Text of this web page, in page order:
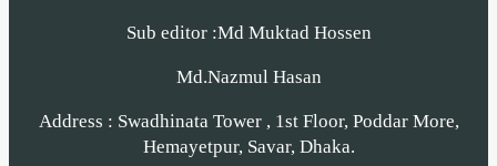
Sub editor :Md Muktad Hossen
Md.Nazmul Hasan
Address : Swadhinata Tower , 1st Floor, Poddar More,
Hemayetpur, Savar, Dhaka.